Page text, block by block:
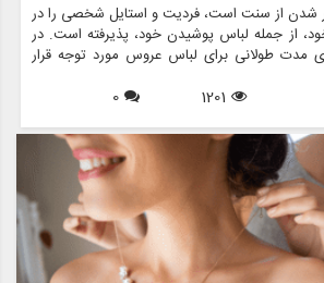
از سنت است، فردیت و استایل شخصی را در
از جمله لباس پوشیدن خود، پذیرفته است. در
مدت طولانی برای لباس عروس مورد توجه قرار
برای لباس عروسی غیر سفید انتخاب می
فرد آنها و جوهر داستان عشق آنها را منعکس
استایل مناسب برای روز خاص خود بحث می
مزون چرخچی چگونه می تواند به شما در پیدا
کمک کند.
1201
0